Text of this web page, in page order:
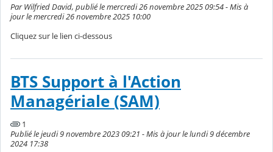
Par Wilfried David, publié le mercredi 26 novembre 2025 09:54 - Mis à
jour le mercredi 26 novembre 2025 10:00
Cliquez sur le lien ci-dessous
BTS Support à l'Action
Managériale (SAM)
1
Publié le jeudi 9 novembre 2023 09:21 - Mis à jour le lundi 9 décembre
2024 17:38